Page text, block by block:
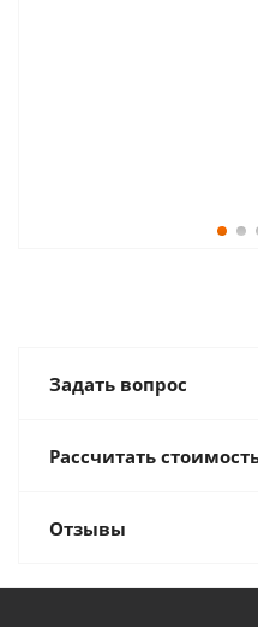
Задать вопрос
Рассчитать
Отзывы